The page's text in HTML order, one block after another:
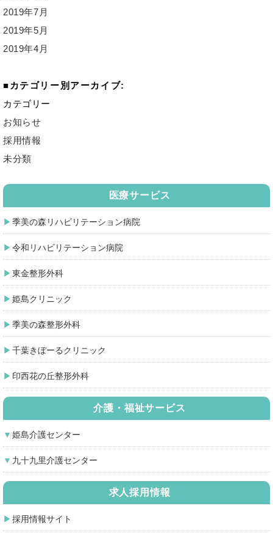
2019年7月
2019年5月
2019年4月
カテゴリー別アーカイブ:
カテゴリー
お知らせ
採用情報
未分類
医療サービス
季美の森リハビリテーション病院
令和リハビリテーション病院
東金整形外科
姫島クリニック
季美の森整形外科
千葉きぼーるクリニック
印西花の丘整形外科
介護・福祉サービス
姫島介護センター
九十九里介護センター
求人採用情報
採用情報サイト